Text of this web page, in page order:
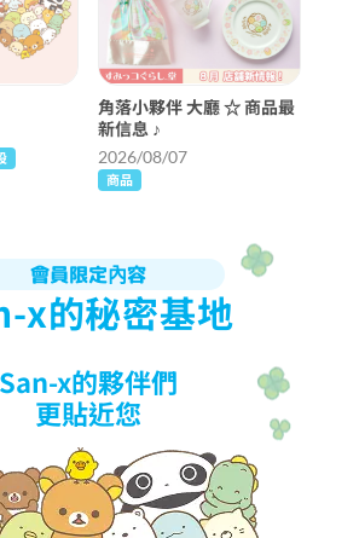
角落小夥伴 大廳 ☆ 商品最
新信息 ♪
2026/08/07
商品
會員限定內容
x的秘密基地
San-x的夥伴們
更貼近您